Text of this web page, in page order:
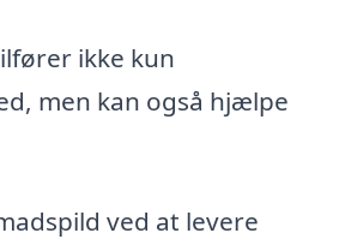
ikke kun
men kan også hjælpe
ved at levere